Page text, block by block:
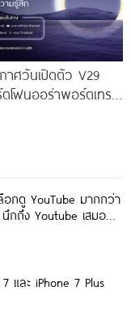
าศวันเปิดตัว V29
โฟนออร่าพอร์ตเทร
อกดู YouTube มากกว่า
นึกถึง Youtube เสมอ
และ iPhone 7 Plus